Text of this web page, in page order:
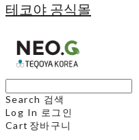
테코야 공식몰
Search 검색
Log In 로그인
Cart 장바구니